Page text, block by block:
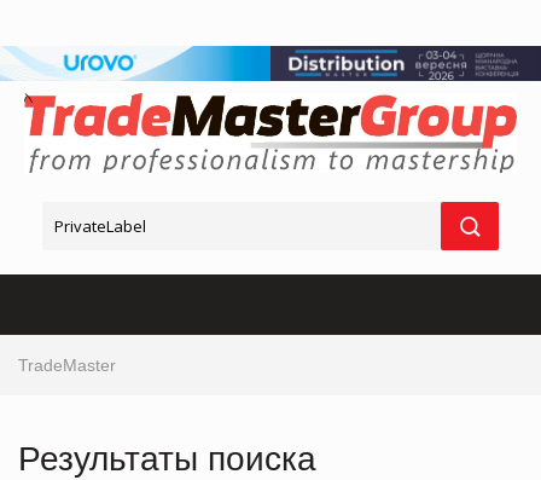
TradeMaster
Результаты поиска